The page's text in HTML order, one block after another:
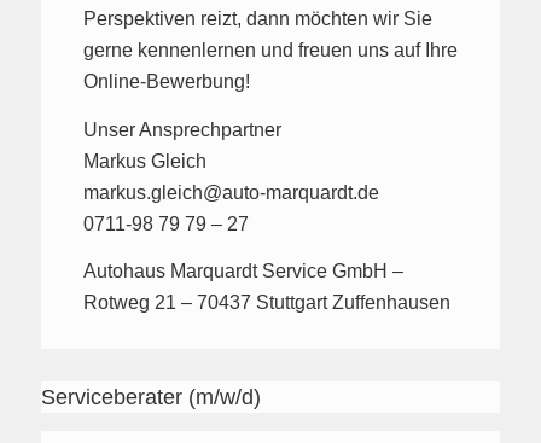
Perspektiven reizt, dann möchten wir Sie
gerne kennenlernen und freuen uns auf Ihre
Online-Bewerbung!
Unser Ansprechpartner
Markus Gleich
markus.gleich@auto-marquardt.de
0711-98 79 79 – 27
Autohaus Marquardt Service GmbH –
Rotweg 21 – 70437 Stuttgart Zuffenhausen
Serviceberater (m/w/d)